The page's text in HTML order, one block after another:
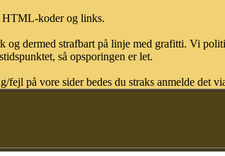
koder og links.
dermed strafbart på linje med grafitti. Vi
så opsporingen er let.
fejl på vore sider bedes du straks anmelde det